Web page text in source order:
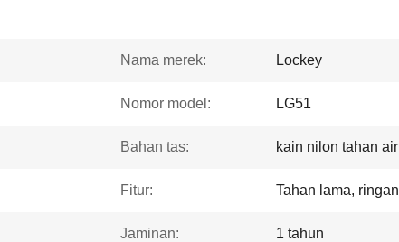
Nama merek: Lockey
Nomor model: LG51
Bahan tas: kain nilon tahan air
Fitur: Tahan lama, ringan
Jaminan: 1 tahun